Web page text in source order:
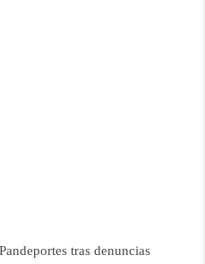
tras denuncias